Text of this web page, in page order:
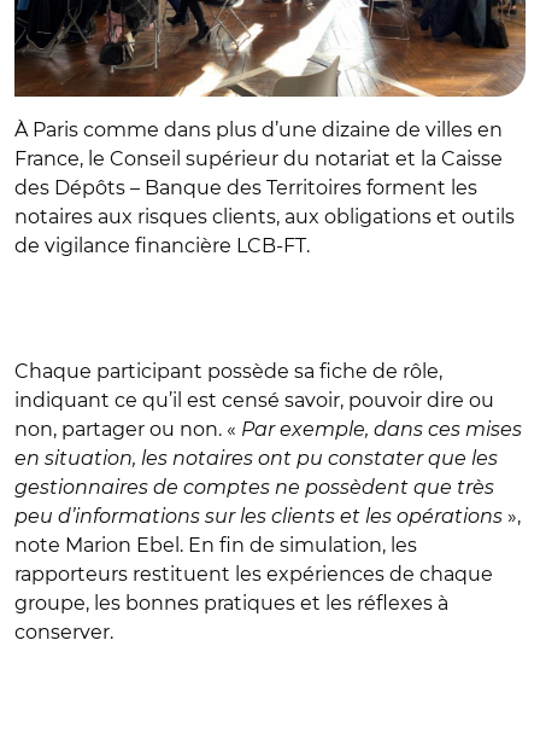
À Paris comme dans plus d’une dizaine de villes en
France, le Conseil supérieur du notariat et la Caisse
des Dépôts – Banque des Territoires forment les
notaires aux risques clients, aux obligations et outils
de vigilance financière LCB-FT.
Chaque participant possède sa fiche de rôle,
indiquant ce qu’il est censé savoir, pouvoir dire ou
non, partager ou non. « Par exemple, dans ces mises
en situation, les notaires ont pu constater que les
gestionnaires de comptes ne possèdent que très
peu d’informations sur les clients et les opérations »,
note Marion Ebel. En fin de simulation, les
rapporteurs restituent les expériences de chaque
groupe, les bonnes pratiques et les réflexes à
conserver.